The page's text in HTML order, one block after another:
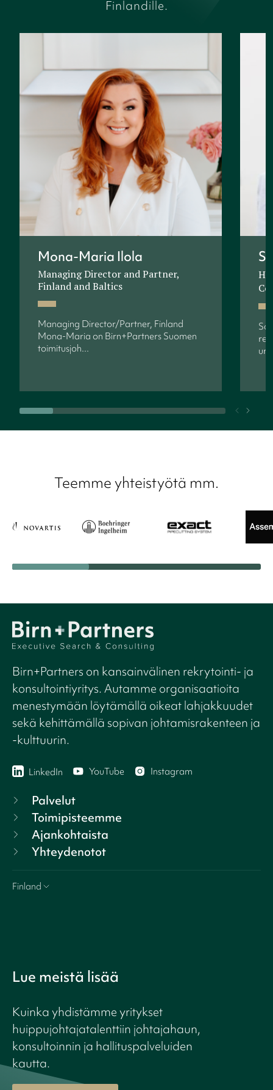
Finlandille.
Mona-Maria Ilola
Managing Director and Partner,
Finland and Baltics
Managing Director/Partner, Finland
Mona-Maria on Birn+Partners Suomen
toimitusjoh...
Teemme yhteistyötä mm.
Birn+Partners on kansainvälinen rekrytointi- ja
konsultointiyritys. Autamme organisaatioita
menestymään löytämällä oikeat lahjakkuudet
sekä kehittämällä sopivan johtamisrakenteen ja
-kulttuurin.
LinkedIn YouTube Instagram
Palvelut
Toimipisteemme
Ajankohtaista
Yhteydenotot
Finland
Lue meistä lisää
Kuinka yhdistämme yritykset
huippujohtajatalenttiin johtajahaun,
konsultoinnin ja hallituspalveluiden
kautta.